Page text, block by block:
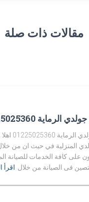
مقالات ذات صلة
01225025360
توكيل
المنزلية في حيث ان من
على كافة الخدمات للصيانة
فى الصيانة من خلال اقرأ